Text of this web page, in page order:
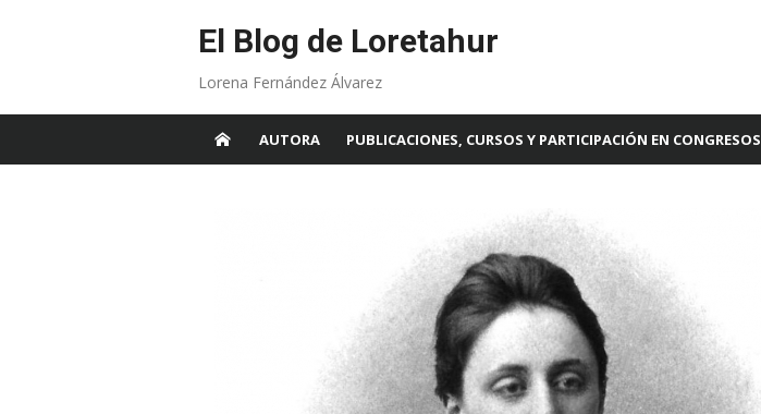
El Blog de Loretahur
Lorena Fernández Álvarez
AUTORA PUBLICACIONES, CURSOS Y PARTICIPACIÓN EN CONGRESOS